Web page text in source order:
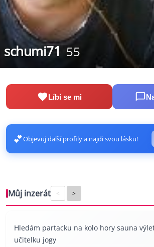
schumi71 55
Líbí se mi
💕Objevuj další profily a najdi svou lásku!
Můj inzerát < >
Hledám partacku na kolo hory sauna
učitelku jogy